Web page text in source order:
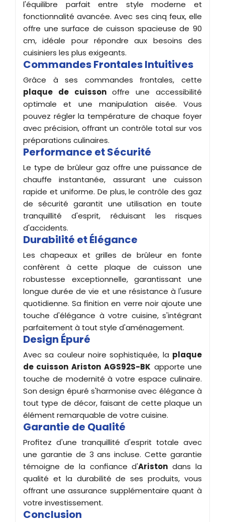
l'équilibre parfait entre style moderne et
fonctionnalité avancée. Avec ses cinq feux, elle
offre une surface de cuisson spacieuse de 90
cm, idéale pour répondre aux besoins des
cuisiniers les plus exigeants.
Commandes Frontales Intuitives
Grâce à ses commandes frontales, cette
plaque de cuissonoffre une accessibilité
optimale et une manipulation aisée. Vous
pouvez régler la température de chaque foyer
avec précision, offrant un contrôle total sur vos
préparations culinaires.
Performance et Sécurité
Le type de brûleur gaz offre une puissance de
chauffe instantanée, assurant une cuisson
rapide et uniforme. De plus, le contrôle des gaz
de sécurité garantit une utilisation en toute
tranquillité d'esprit, réduisant les risques
d'accidents.
Durabilité et Élégance
Les chapeaux et grilles de brûleur en fonte
confèrent à cette plaque de cuisson une
robustesse exceptionnelle, garantissant une
longue durée de vie et une résistance à l'usure
quotidienne. Sa finition en verre noir ajoute une
touche d'élégance à votre cuisine, s'intégrant
parfaitement à tout style d'aménagement.
Design Épuré
Avec sa couleur noire sophistiquée, la plaque
de cuisson Ariston AGS92S-BK apporte une
touche de modernité à votre espace culinaire.
Son design épuré s'harmonise avec élégance à
tout type de décor, faisant de cette plaque un
élément remarquable de votre cuisine.
Garantie de Qualité
Profitez d'une tranquillité d'esprit totale avec
une garantie de 3 ans incluse. Cette garantie
témoigne de la confiance d'Ariston dans la
qualité et la durabilité de ses produits, vous
offrant une assurance supplémentaire quant à
votre investissement.
Conclusion